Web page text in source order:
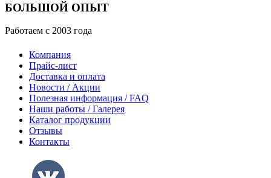
БОЛЬШОЙ ОПЫТ
Работаем с 2003 года
Компания
Прайс-лист
Доставка и оплата
Новости / Акции
Полезная информация / FAQ
Наши работы / Галерея
Каталог продукции
Отзывы
Контакты